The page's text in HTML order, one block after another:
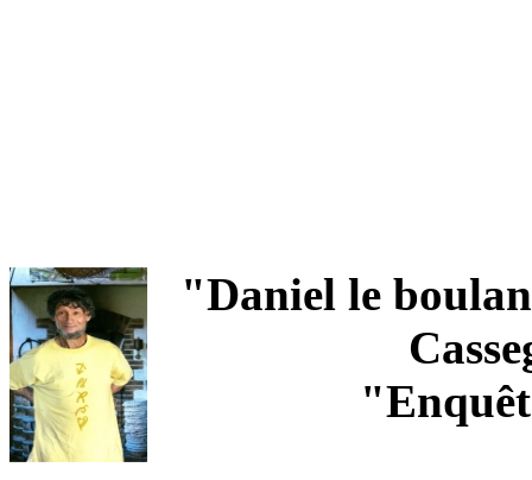
"Daniel le